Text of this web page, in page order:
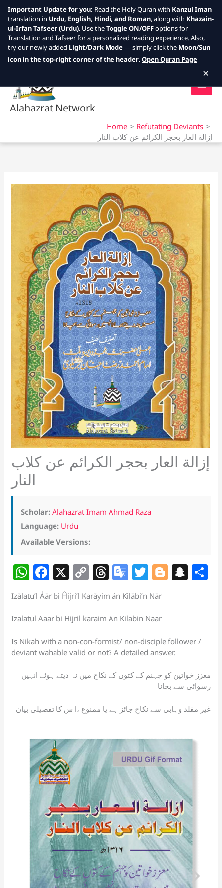
Skip
Alahazrat Network
Home
Refutating Deviants
إزالة العار بحجر الكرائم عن كلاب النار
إزالة العار بحجر الكرائم عن كلاب
النار
Scholar: Alahazrat Imam Ahmad Raza
Language: Urdu
Available Versions:
W
h
at
s
A
p
p
F
a
c
e
b
o
k
X C
o
p
y
Li
n
T
h
re
a
d
s
G
o
o
gl
e
Tr
a
n
at
T
w
itt
er
Bl
er
S
c
h
Izālatu’l Áār bi Ĥijri’l Karāyim án Kilābi’n Nār
Izalatul Aaar bi Hijril karaim An Kilabin Naar
Is Nikah with a non-con-formist/ non-disciple follower /
deviant wahable valid or not? A detailed answer.
معزز خواتین کو جہنم کے کتوں کے نکاح میں نہ دیتے ہوئے انہیں
رسوائی سے بچانا
غیر مقلد وہابی سے نکاح جائز ہے یا ممنوع ،ا س کا تفصیلی بیان
Important Update for you: Read the Holy Quran with Kanzul Iman
translation in Urdu, English, Hindi, and Roman, along with Khazain-
ul-Irfan Tafseer (Urdu). Use theToggle ON/OFFoptions for
Translation and Tafseer for a personalized reading experience. Also,
try our newly added Light/Dark Mode— simply click the Moon/Sun
icon in the top-right corner of the header.Open Quran Page
×